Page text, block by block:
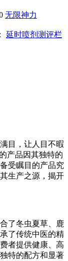
无限神力
延时喷剂测评栏
目，让人目不暇
产品因其独特的
受瞩目的产品究
生产之源，揭开
了冬虫夏草、鹿
了传统中医的精
者提供健康、高
特的配方和显著